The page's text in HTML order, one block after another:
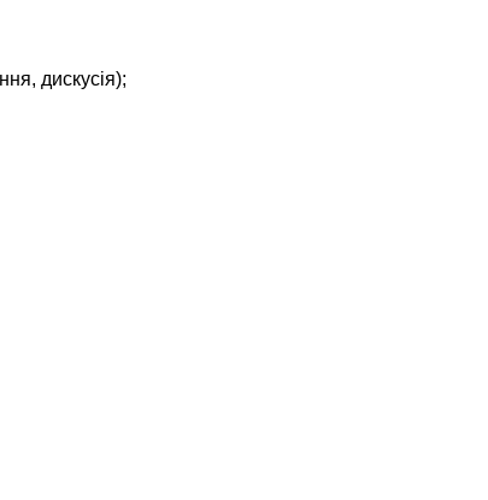
дискусія);